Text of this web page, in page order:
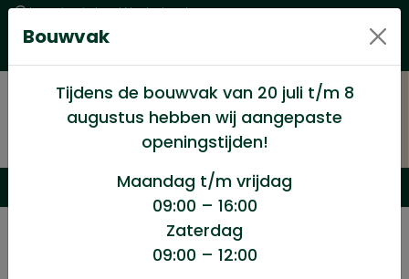
Levering in heel Nederland
Goede kwaliteitsproducten met een eerlijke prijs
Hang en Sluitwerk/
Varkenshok grendel univ.zw.
Bouwvak
Tijdens de bouwvak van 20 juli t/m 8
augustus hebben wij aangepaste
openingstijden!
Maandag t/m vrijdag
09:00 – 16:00
Zaterdag
09:00 – 12:00